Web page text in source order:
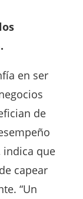
en ser
de
indica que
capear
“Un